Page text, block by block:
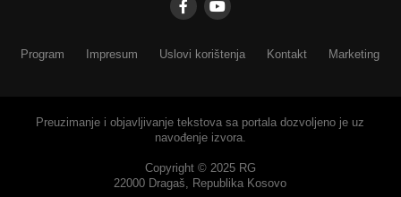
Program Impresum Uslovi korištenja Kontakt Marketing
Preuzimanje i objavljivanje tekstova sa portala dozvoljeno je uz
navođenje izvora.
Copyright © 2025 RG
22000 Dragaš, Republika Kosovo